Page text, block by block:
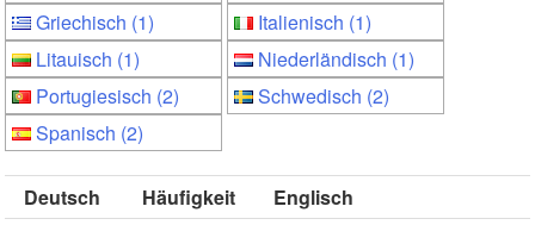
Griechisch (1)
Italienisch (1)
Litauisch (1)
Niederländisch (1)
Portugiesisch (2)
Schwedisch (2)
Spanisch (2)
Deutsch Häufigkeit
Englisch